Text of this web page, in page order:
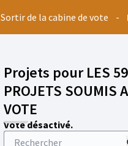
Sortir de la cabine de vote -
Projets pour LES 59
PROJETS SOUMIS
VOTE
Vote désactivé.